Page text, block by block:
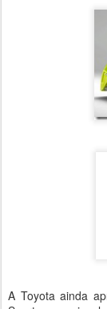
A Toyota ainda